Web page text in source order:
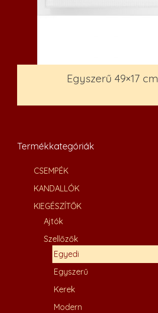
Egyszerű 49×17 cm
Termékkategóriák
CSEMPÉK
KANDALLÓK
KIEGÉSZÍTŐK
Ajtók
Szellőzők
Egyedi
Egyszerű
Kerek
Modern